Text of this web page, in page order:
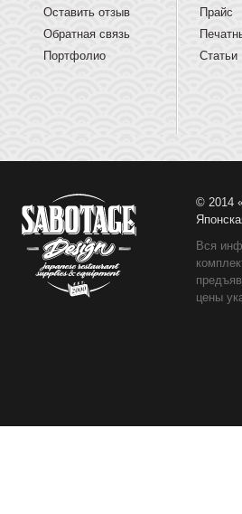
Оставить отзыв
Обратная связь
Портфолио
Прайс
Статьи
© 2014
Вся
цены